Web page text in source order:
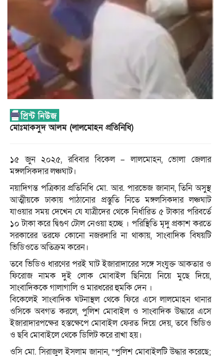
মোঃমাকসুদ আলম (লালমোহন প্রতিনিধি)
১৫ জুন ২০২৫, রবিবার বিকেল – লালমোহন, ভোলা জেলার
মঙ্গলসিকদার লঞ্চঘাট।
নয়াদিগন্ত পত্রিকার প্রতিনিধি মো. আর. পারভেজ জানান, তিনি অসুস্থ
আত্মীয়কে ঢাকায় পাঠানোর প্রস্তুতি নিতে মঙ্গলসিকদার লঞ্চঘাট
যাওয়ার সময় দেখেন যে যাত্রীদের থেকে নির্ধারিত ৫ টাকার পরিবর্তে
১০ টাকা করে দ্বিগুণ টোল নেওয়া হচ্ছে । পরিস্থিতি মৃদু প্রকাশ করতে
সরকারের তরফে কোনো নজরদারি না থাকায়, সাংবাদিক বিষয়টি
ভিডিওতে অতিক্রম করেন।
তবে ভিডিও ধারণের পরই ঘাট ইজারাদারের সঙ্গে সংযুক্ত আকতার ও
ফিরোজ নামক দুই লোক মোবাইল ছিনিয়ে নিয়ে মুছে দিয়ে,
সাংবাদিককে গালাগালি ও মারধরের হুমকি দেন ।
বিকেলেই সাংবাদিক ঘটনাস্থল থেকে ফিরে এসে লালমোহন থানার
ওসিকে অবগত করলে, পুলিশ মোবাইল ও সাংবাদিক উদ্ধারে এসে
ইজারাদারপক্ষের হস্তক্ষেপে মোবাইল ফেরত দিয়ে দেয়, তবে ভিডিও
ও ছবি মোবাইলে থেকে ডিলিট করে রাখা হয়।
ওসি মো. সিরাজুল ইসলাম জানান, “পুলিশ মোবাইলটি উদ্ধার করেছে;